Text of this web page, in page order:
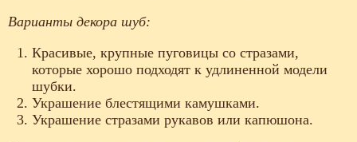
Варианты декора шуб:
Красивые, крупные пуговицы со стразами,
которые хорошо подходят к удлиненной модели
шубки.
Украшение блестящими камушками.
Украшение стразами рукавов или капюшона.